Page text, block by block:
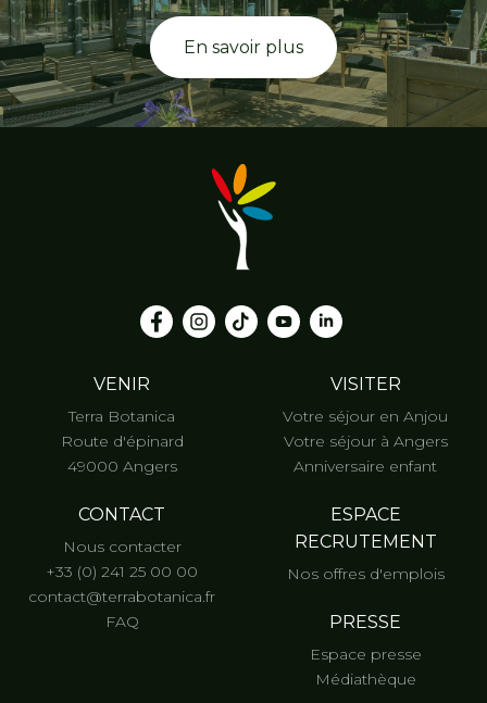
En savoir plus
VENIR
Terra Botanica
Route d'épinard
49000 Angers
CONTACT
Nous contacter
+33 (0) 241 25 00 00
contact@terrabotanica.fr
FAQ
VISITER
Votre séjour en Anjou
Votre séjour à Angers
Anniversaire enfant
ESPACE
RECRUTEMENT
Nos offres d'emplois
PRESSE
Espace presse
Médiathèque